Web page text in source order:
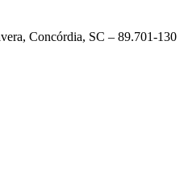
Concórdia, SC – 89.701-130